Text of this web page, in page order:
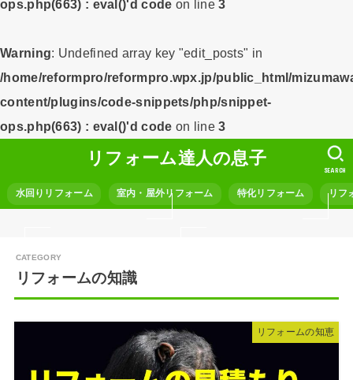
ops.php(663) : eval()'d code on line3
Warning: Undefined array key "edit_posts" in
/home/reformpro/reformpro.wpx.jp/public_html/
content/plugins/code-snippets/php/snippet-
ops.php(663) : eval()'d code on line3
リフォーム達人の息子
水回りリフォーム 室内・屋外リフォーム 特化リフォーム リフ
SEARCH
リフォームの知識
リフォームの知恵